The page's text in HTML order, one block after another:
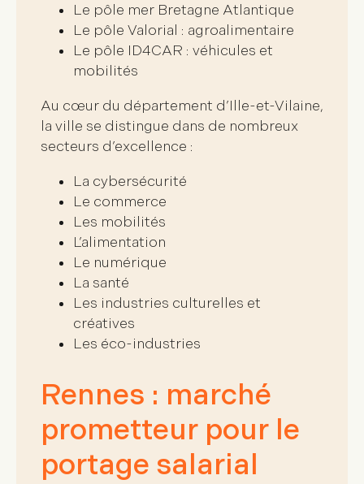
Le pôle mer Bretagne Atlantique
Le pôle Valorial : agroalimentaire
Le pôle ID4CAR : véhicules et
mobilités
Au cœur du département d’Ille-et-Vilaine,
la ville se distingue dans de nombreux
secteurs d’excellence :
La cybersécurité
Le commerce
Les mobilités
L’alimentation
Le numérique
La santé
Les industries culturelles et
créatives
Les éco-industries
Rennes : marché
prometteur pour le
portage salarial